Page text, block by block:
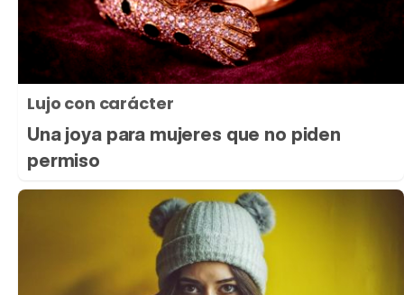
Lujo con carácter
Una joya para mujeres que no piden
permiso